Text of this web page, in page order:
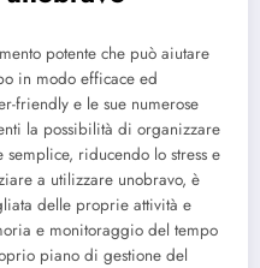
potente che può aiutare
in modo efficace ed
friendly e le sue numerose
la possibilità di organizzare
riducendo lo stress e
a utilizzare unobravo, è
delle proprie attività e
e monitoraggio del tempo
piano di gestione del